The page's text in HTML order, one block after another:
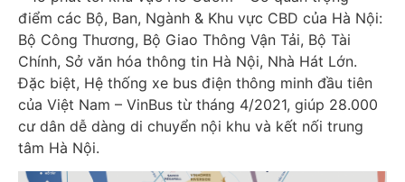
điểm các Bộ, Ban, Ngành & Khu vực CBD của Hà Nội:
Bộ Công Thương, Bộ Giao Thông Vận Tải, Bộ Tài
Chính, Sở văn hóa thông tin Hà Nội, Nhà Hát Lớn.
Đặc biệt, Hệ thống xe bus điện thông minh đầu tiên
của Việt Nam – VinBus từ tháng 4/2021, giúp 28.000
cư dân dễ dàng di chuyển nội khu và kết nối trung
tâm Hà Nội.